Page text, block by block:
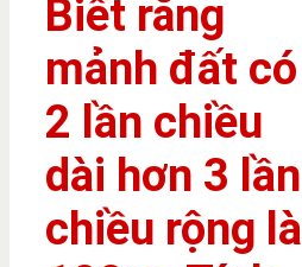
Biết rằng
mảnh đất có
2 lần chiều
dài hơn 3 lần
chiều rộng là